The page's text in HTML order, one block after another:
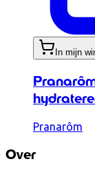
In mijn
Pranarôm
Over